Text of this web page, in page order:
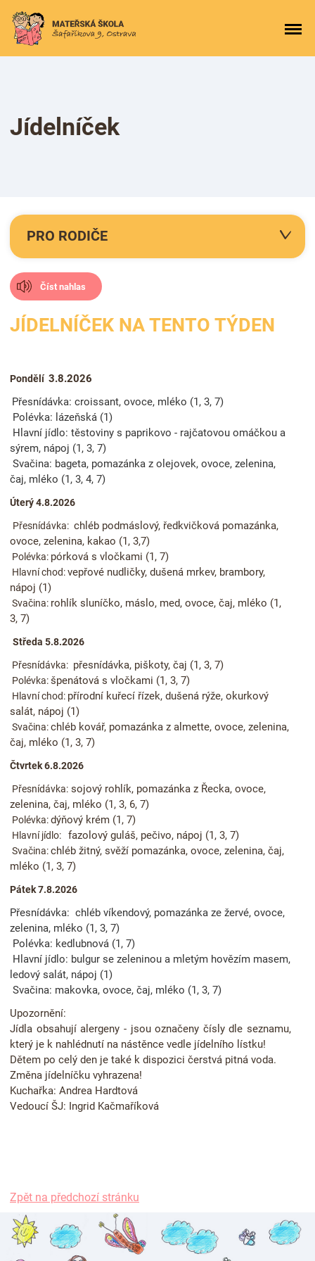
Jídelníček
Číst nahlas
JÍDELNÍČEK NA TENTO TÝDEN
Pondělí 3.8.2026
Přesnídávka: croissant, ovoce, mléko (1, 3, 7)
Polévka: lázeňská (1)
Hlavní jídlo: těstoviny s paprikovo - rajčatovou omáčkou a
sýrem, nápoj (1, 3, 7)
Svačina: bageta, pomazánka z olejovek, ovoce, zelenina,
čaj, mléko (1, 3, 4, 7)
Úterý 4.8.2026
Přesnídávka: chléb podmáslový, ředkvičková pomazánka,
ovoce, zelenina, kakao (1, 3,7)
Polévka: pórková s vločkami (1, 7)
Hlavní chod:vepřové nudličky, dušená mrkev, brambory,
nápoj (1)
Svačina: rohlík sluníčko, máslo, med, ovoce, čaj, mléko (1,
3, 7)
Středa 5.8.2026
Přesnídávka: přesnídávka, piškoty, čaj (1, 3, 7)
Polévka:špenátová s vločkami (1, 3, 7)
Hlavní chod: přírodní kuřecí řízek, dušená rýže, okurkový
salát, nápoj (1)
Svačina:chléb kovář, pomazánka z almette, ovoce, zelenina,
čaj, mléko (1, 3, 7)
Čtvrtek 6.8.2026
Přesnídávka: sojový rohlík, pomazánka z Řecka, ovoce,
zelenina, čaj, mléko (1, 3, 6, 7)
Polévka:dýňový krém (1, 7)
Hlavní jídlo: fazolový guláš, pečivo, nápoj (1, 3, 7)
Svačina:chléb žitný, svěží pomazánka, ovoce, zelenina, čaj,
mléko (1, 3, 7)
Pátek 7.8.2026
Přesnídávka: chléb víkendový, pomazánka ze žervé, ovoce,
zelenina, mléko (1, 3, 7)
Polévka: kedlubnová (1, 7)
Hlavní jídlo: bulgur se zeleninou a mletým hovězím masem,
ledový salát, nápoj (1)
Svačina: makovka, ovoce, čaj, mléko (1, 3, 7)
Upozornění:
Jídla obsahují alergeny - jsou označeny čísly dle seznamu,
který je k nahlédnutí na nástěnce vedle jídelního lístku!
Dětem po celý den je také k dispozici čerstvá pitná voda.
Změna jídelníčku vyhrazena!
Kuchařka: Andrea Hardtová
Vedoucí ŠJ: Ingrid Kačmaříková
Zpět na předchozí stránku
PRO RODIČE